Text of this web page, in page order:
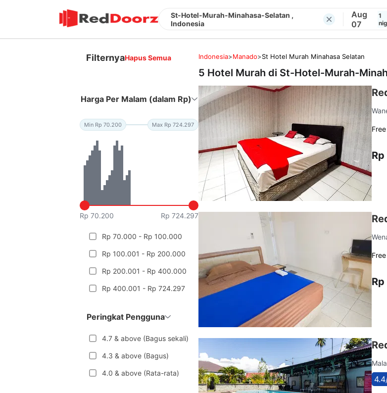
St-Hotel-Murah-Minahasa-Selatan ,
Indonesia
Aug
07
1
FilternyaHapus Semua
Harga Per Malam (dalam Rp)
Min Rp 70.200 Max Rp 724.297
Rp 70.200 Rp 724.297
Rp 70.000 - Rp 100.000
Rp 100.001 - Rp 200.000
Rp 200.001 - Rp 400.000
Rp 400.001 - Rp 724.297
Peringkat Pengguna
4.7 & above (Bagus sekali)
4.3 & above (Bagus)
4.0 & above (Rata-rata)
Indonesia>Manado>St Hotel Murah Minahasa Selatan
5 Hotel Murah di St-Hotel-Murah-